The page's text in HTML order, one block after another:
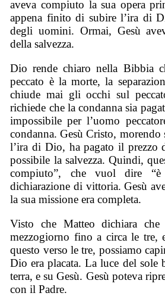
aveva compiuto la sua opera
appena finito di subire l’ira di
degli uomini. Ormai, Gesù
della salvezza.
Dio rende chiaro nella Bibbia
peccato è la morte, la
chiude mai gli occhi sul
richiede che la condanna sia
impossibile per l’uomo
condanna. Gesù Cristo, morendo
l’ira di Dio, ha pagato il prezzo
possibile la salvezza. Quindi,
compiuto”, che vuol dire “è
dichiarazione di vittoria. Gesù
la sua missione era completa.
Visto che Matteo dichiara
mezzogiorno fino a circa le tre,
questo verso le tre, possiamo
Dio era placata. La luce del
terra, e su Gesù. Gesù poteva
con il Padre.